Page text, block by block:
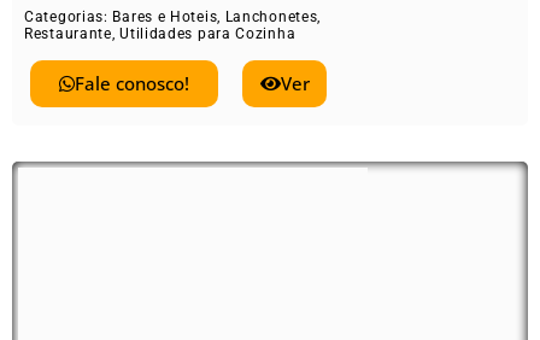
Categorias: Bares e Hoteis, Lanchonetes,
Restaurante,Utilidades para Cozinha
Fale conosco! Ver